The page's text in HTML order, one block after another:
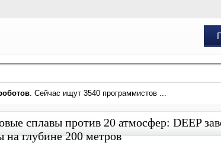
. Сейчас ищут 3540 программистов ...
сплавы против 20 атмосфер: DEEP
на глубине 200 метров